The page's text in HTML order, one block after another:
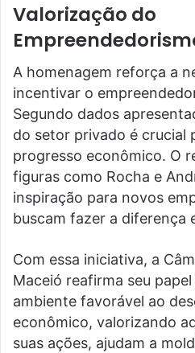
Valorização do
A homenagem reforça a
incentivar o
Segundo dados
do setor privado é crucial
progresso econômico. O
figuras como Rocha e
inspiração para novos
buscam fazer a diferença
Com essa iniciativa, a
Maceió reafirma seu
ambiente favorável ao
econômico, valorizando
suas ações, ajudam a